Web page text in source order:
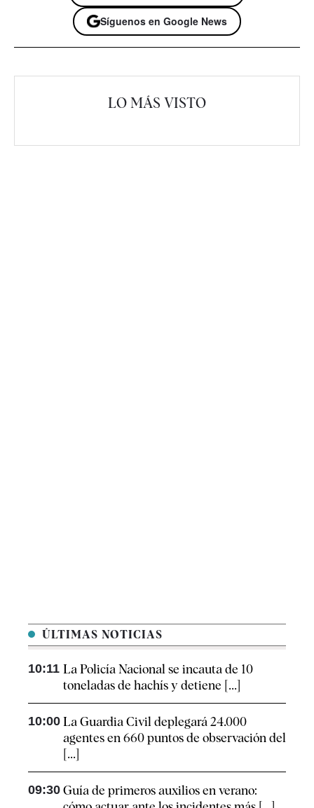
Síguenos en Google News
LO MÁS VISTO
ÚLTIMAS NOTICIAS
10:11 La Policía Nacional se incauta de 10
toneladas de hachís y detiene [...]
10:00 La Guardia Civil deplegará 24.000
agentes en 660 puntos de observación del
[...]
09:30 Guía de primeros auxilios en verano: